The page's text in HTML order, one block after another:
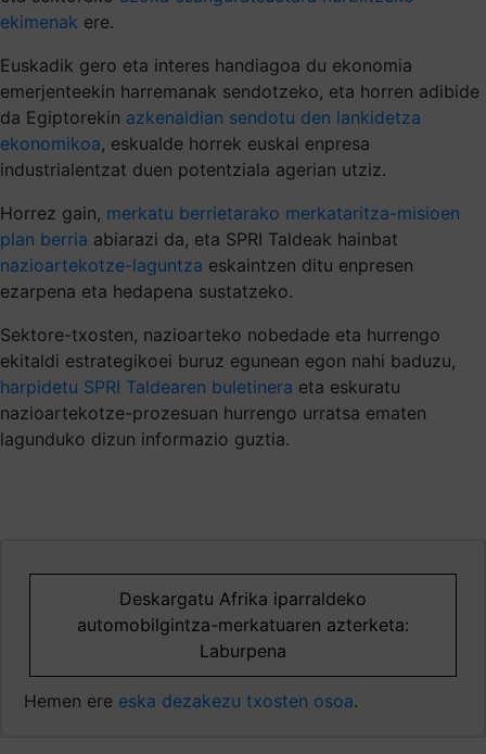
ekimenak ere.
Euskadik gero eta interes handiagoa du ekonomia
emerjenteekin harremanak sendotzeko, eta horren adibide
da Egiptorekin azkenaldian sendotu den lankidetza
ekonomikoa, eskualde horrek euskal enpresa
industrialentzat duen potentziala agerian utziz.
Horrez gain, merkatu berrietarako merkataritza-misioen
plan berria abiarazi da, eta SPRI Taldeak hainbat
nazioartekotze-laguntza eskaintzen ditu enpresen
ezarpena eta hedapena sustatzeko.
Sektore-txosten, nazioarteko nobedade eta hurrengo
ekitaldi estrategikoei buruz egunean egon nahi baduzu,
harpidetu SPRI Taldearen buletinera eta eskuratu
nazioartekotze-prozesuan hurrengo urratsa ematen
lagunduko dizun informazio guztia.
Deskargatu Afrika iparraldeko
automobilgintza-merkatuaren azterketa:
Laburpena
Hemen ere eska dezakezu txosten osoa.